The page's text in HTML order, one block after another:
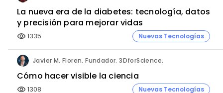
La nueva era de la diabetes: tecnología, datos
y precisión para mejorar vidas
visibility 1335 Nuevas Tecnologías
Javier M. Floren. Fundador. 3DforScience.
Cómo hacer visible la ciencia
visibility 1308 Nuevas Tecnologías